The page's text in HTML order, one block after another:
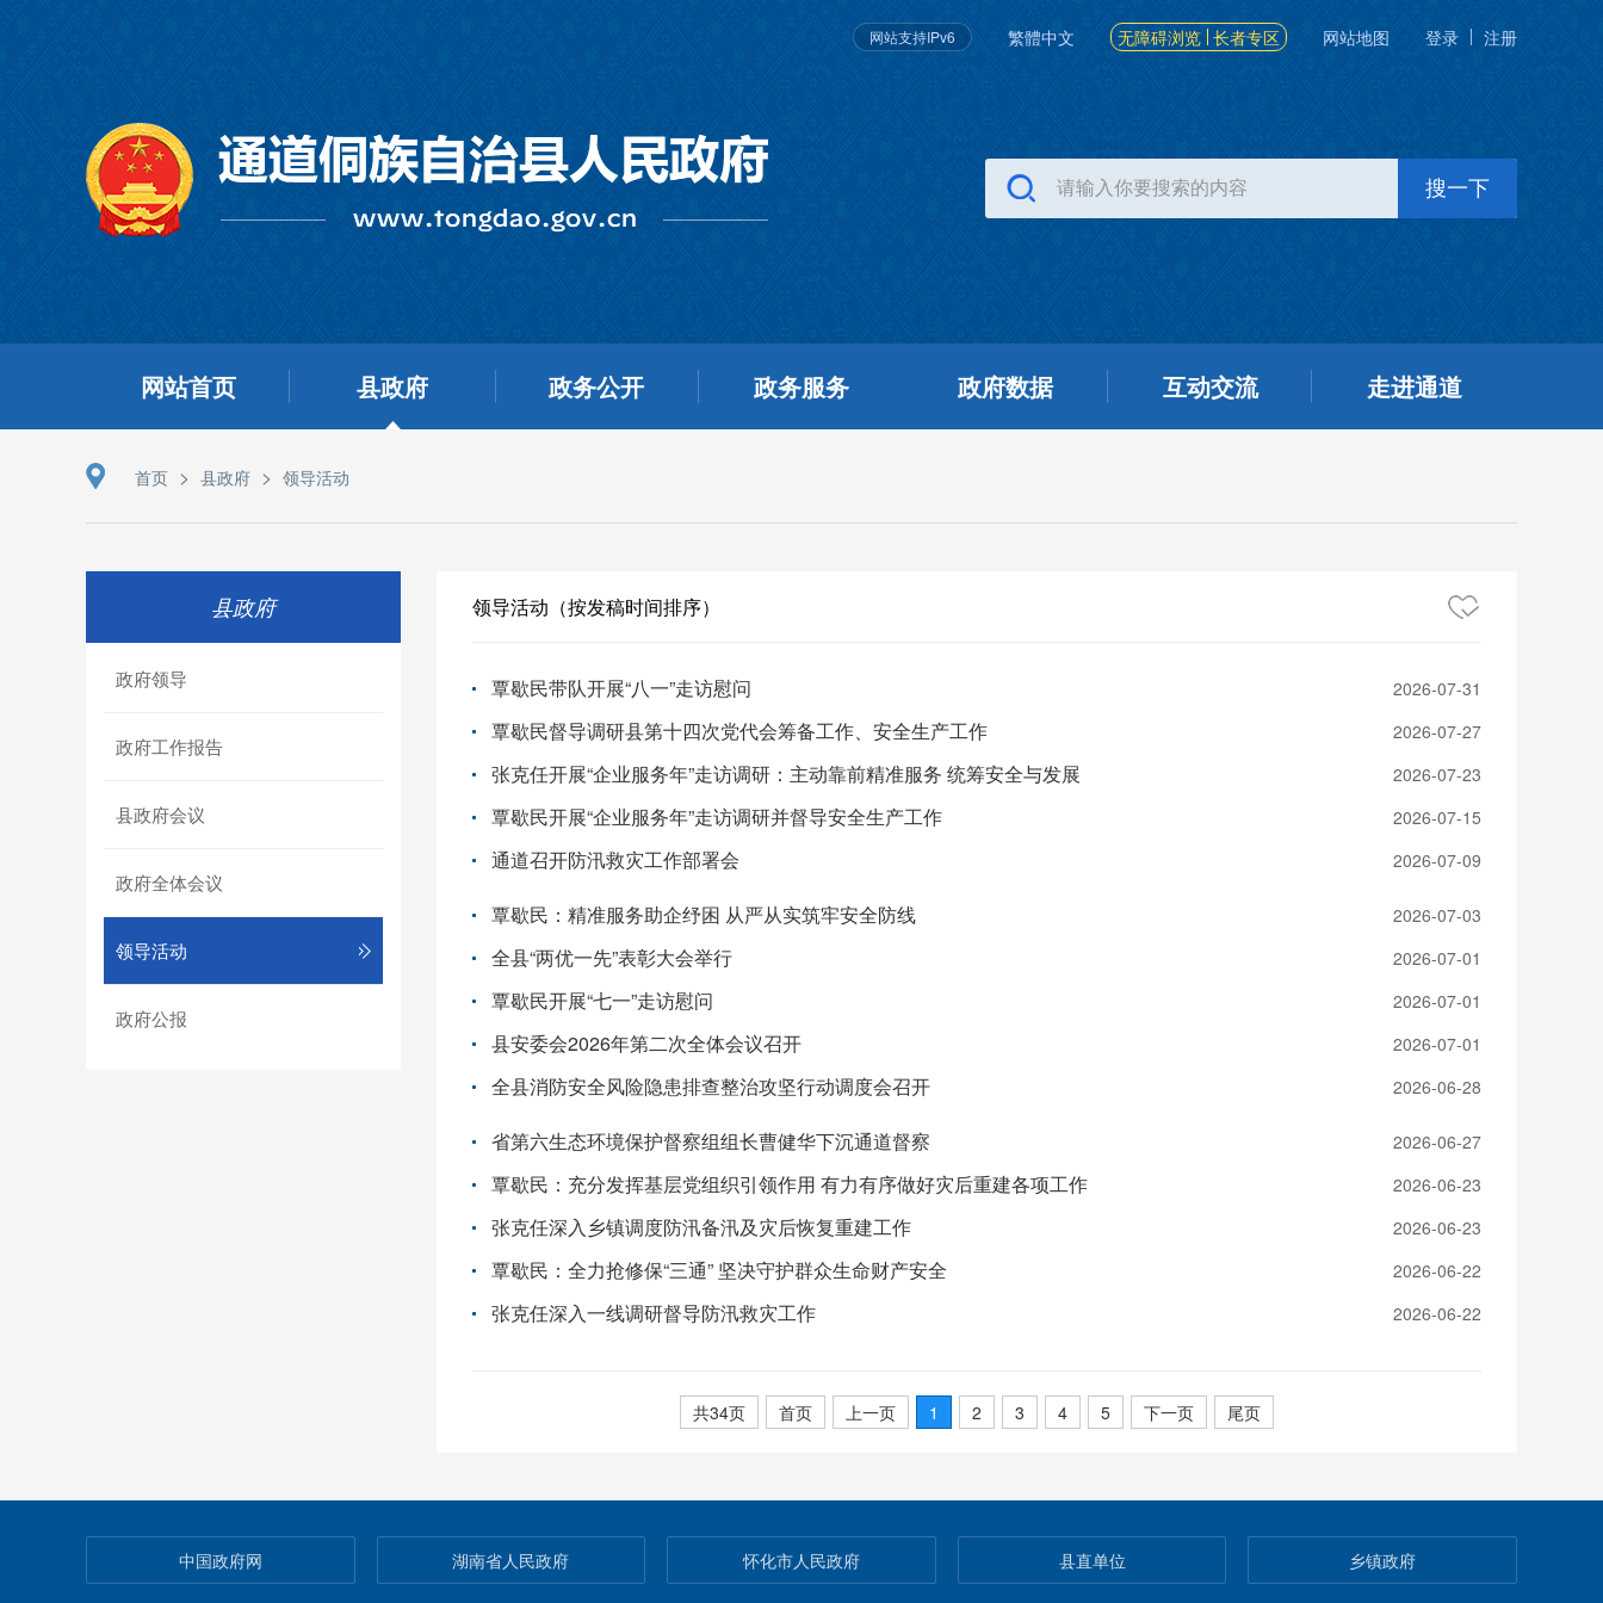
网站支持IPv6 繁體中文 无障碍浏览 长者专区 网站地图 登录 注册
网站首页 县政府 政务公开 政务服务 政府数据 互动交流 走进通道
首页 > 县政府 > 领导活动
县政府
政府领导
政府工作报告
县政府会议
政府全体会议
领导活动
政府公报
领导活动（按发稿时间排序）
覃歇民带队开展“八一”走访慰问 2026-07-31
覃歇民督导调研县第十四次党代会筹备工作、安全生产工作 2026-07-27
张克任开展“企业服务年”走访调研：主动靠前精准服务 统筹安全与发展 2026-07-23
覃歇民开展“企业服务年”走访调研并督导安全生产工作 2026-07-15
通道召开防汛救灾工作部署会 2026-07-09
覃歇民：精准服务助企纾困 从严从实筑牢安全防线 2026-07-03
全县“两优一先”表彰大会举行 2026-07-01
覃歇民开展“七一”走访慰问 2026-07-01
县安委会2026年第二次全体会议召开 2026-07-01
全县消防安全风险隐患排查整治攻坚行动调度会召开 2026-06-28
省第六生态环境保护督察组组长曹健华下沉通道督察 2026-06-27
覃歇民：充分发挥基层党组织引领作用 有力有序做好灾后重建各项工作 2026-06-23
张克任深入乡镇调度防汛备汛及灾后恢复重建工作 2026-06-23
覃歇民：全力抢修保“三通” 坚决守护群众生命财产安全 2026-06-22
张克任深入一线调研督导防汛救灾工作 2026-06-22
共34页 首页 上一页 1 2 3 4 5 下一页 尾页
中国政府网 湖南省人民政府 怀化市人民政府 县直单位 乡镇政府